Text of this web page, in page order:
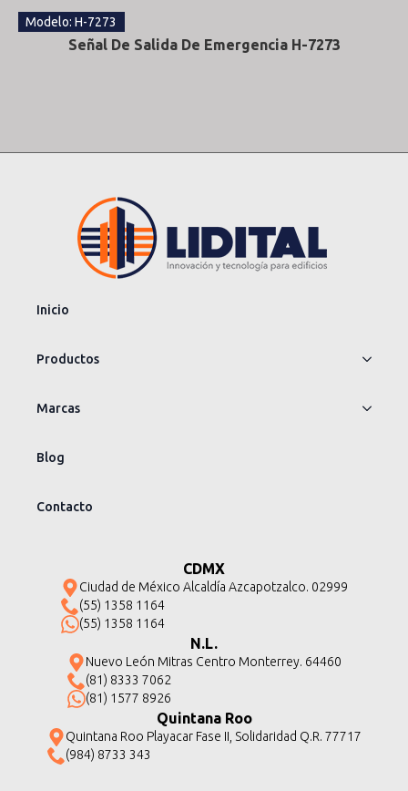
Modelo: H-7273
Señal De Salida De Emergencia H-7273
Inicio
Productos
Marcas
Blog
Contacto
CDMX
Ciudad de México Alcaldía Azcapotzalco. 02999
(55) 1358 1164
(55) 1358 1164
N.L.
Nuevo León Mitras Centro Monterrey. 64460
(81) 8333 7062
(81) 1577 8926
Quintana Roo
Quintana Roo Playacar Fase II, Solidaridad Q.R. 77717
(984) 8733 343